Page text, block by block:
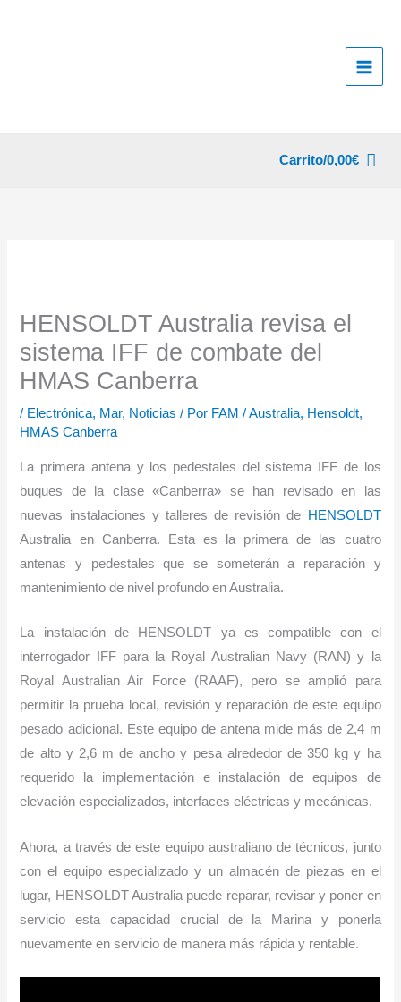
Carrito/0,00€
HENSOLDT Australia revisa el
sistema IFF de combate del
HMAS Canberra
/ Electrónica, Mar, Noticias / Por FAM/Australia, Hensoldt,
HMAS Canberra
La primera antena y los pedestales del sistema IFF de los
buques de la clase «Canberra» se han revisado en las
nuevas instalaciones y talleres de revisión de
HENSOLDT
Australia en Canberra. Esta es la primera de las cuatro
antenas y pedestales que se someterán a reparación y
mantenimiento de nivel profundo en Australia.
La instalación de HENSOLDT ya es compatible con el
interrogador IFF para la Royal Australian Navy (RAN) y la
Royal Australian Air Force (RAAF), pero se amplió para
permitir la prueba local, revisión y reparación de este equipo
pesado adicional. Este equipo de antena mide más de 2,4 m
de alto y 2,6 m de ancho y pesa alrededor de 350 kg y ha
requerido la implementación e instalación de equipos de
elevación especializados, interfaces eléctricas y mecánicas.
Ahora, a través de este equipo australiano de técnicos, junto
con el equipo especializado y un almacén de piezas en el
lugar, HENSOLDT Australia puede reparar, revisar y poner en
servicio esta capacidad crucial de la Marina y ponerla
nuevamente en servicio de manera más rápida y rentable.